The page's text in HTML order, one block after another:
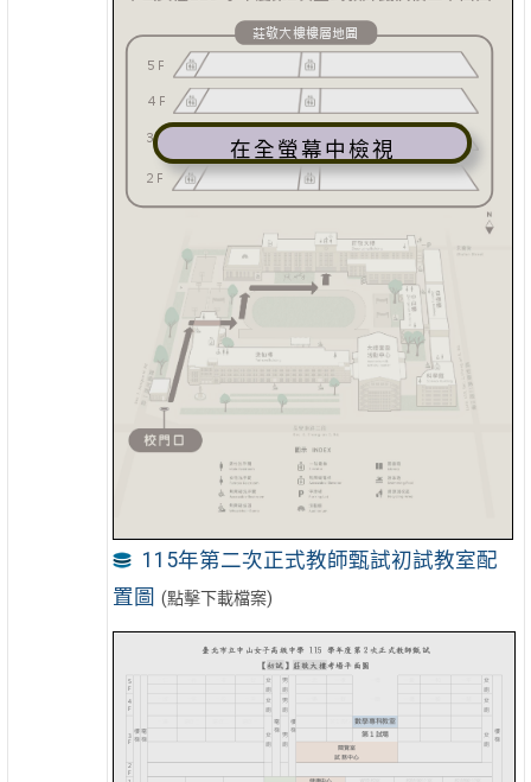
在全螢幕中檢視
115年第二次正式教師甄試初試教室配
置圖 (點擊下載檔案)